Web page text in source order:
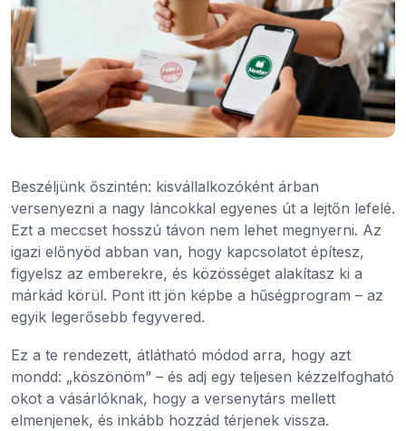
Beszéljünk őszintén: kisvállalkozóként árban
versenyezni a nagy láncokkal egyenes út a lejtőn lefelé.
Ezt a meccset hosszú távon nem lehet megnyerni. Az
igazi előnyöd abban van, hogy kapcsolatot építesz,
figyelsz az emberekre, és közösséget alakítasz ki a
márkád körül. Pont itt jön képbe a hűségprogram – az
egyik legerősebb fegyvered.
Ez a te rendezett, átlátható módod arra, hogy azt
mondd: „köszönöm” – és adj egy teljesen kézzelfogható
okot a vásárlóknak, hogy a versenytárs mellett
elmenjenek, és inkább hozzád térjenek vissza.